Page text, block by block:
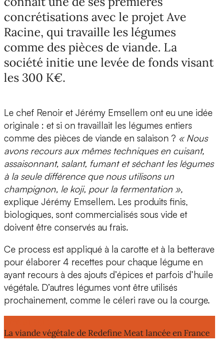
concrétisations avec le projet Ave
Racine, qui travaille les légumes
comme des pièces de viande. La
société initie une levée de fonds visant
les 300 K€.
Le chef Renoir et Jérémy Emsellem ont eu une idée
originale : et si on travaillait les légumes entiers
comme des pièces de viande en salaison ? « Nous
avons recours aux mêmes techniques en cuisant,
assaisonnant, salant, fumant et séchant les légumes
à la seule différence que nous utilisons un
champignon, le koji, pour la fermentation »,
explique Jérémy Emsellem. Les produits finis,
biologiques, sont commercialisés sous vide et
doivent être conservés au frais.
Ce process est appliqué à la carotte et à la betterave
pour élaborer 4 recettes pour chaque légume en
ayant recours à des ajouts d’épices et parfois d’huile
végétale. D’autres légumes vont être utilisés
prochainement, comme le céleri rave ou la courge.
La viande végétale de Redefine Meat lancée en France